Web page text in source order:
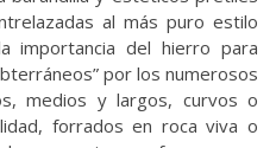
al más puro estilo
importancia del hierro para
por los numerosos
medios y largos, curvos o
forrados en roca viva o